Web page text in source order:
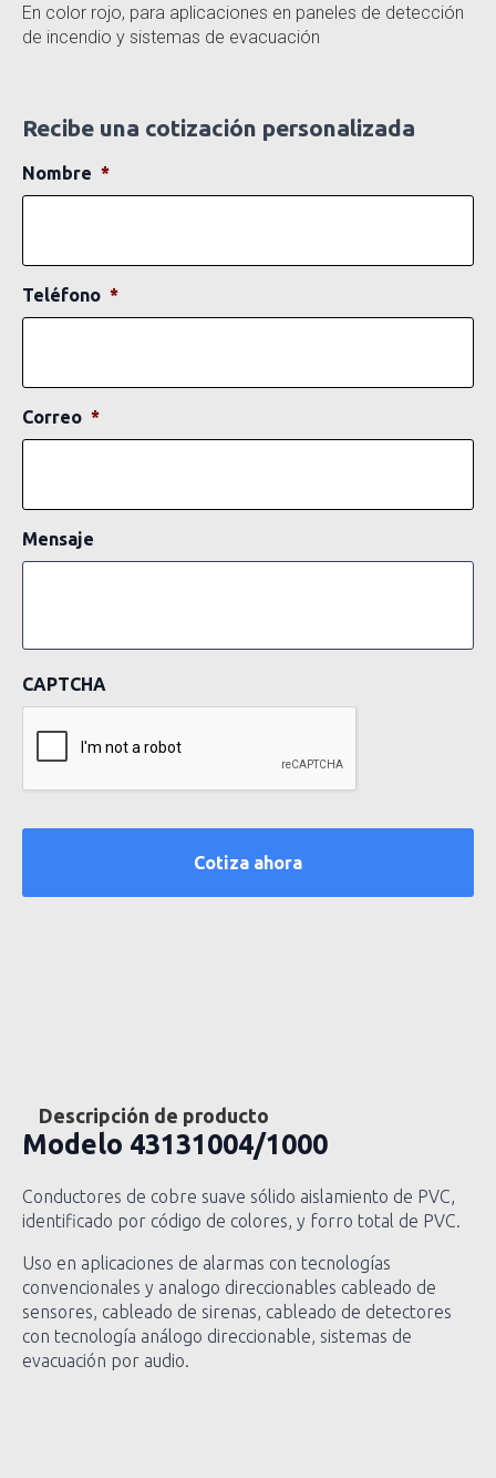
En color rojo, para aplicaciones en paneles de detección
de incendio y sistemas de evacuación
Recibe una cotización personalizada
Nombre *
Teléfono *
Correo *
Mensaje
CAPTCHA
Descripción de producto
Modelo 43131004/1000
Conductores de cobre suave sólido aislamiento de PVC,
identificado por código de colores, y forro total de PVC.
Uso en aplicaciones de alarmas con tecnologías
convencionales y analogo direccionables cableado de
sensores, cableado de sirenas, cableado de detectores
con tecnología análogo direccionable, sistemas de
evacuación por audio.